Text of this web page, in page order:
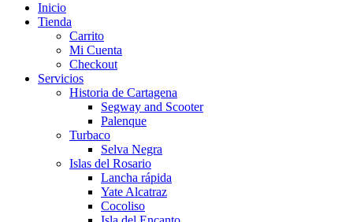
Inicio
Tienda
Carrito
Mi Cuenta
Checkout
Servicios
Historia de Cartagena
Segway and Scooter
Palenque
Turbaco
Selva Negra
Islas del Rosario
Lancha rápida
Yate Alcatraz
Cocoliso